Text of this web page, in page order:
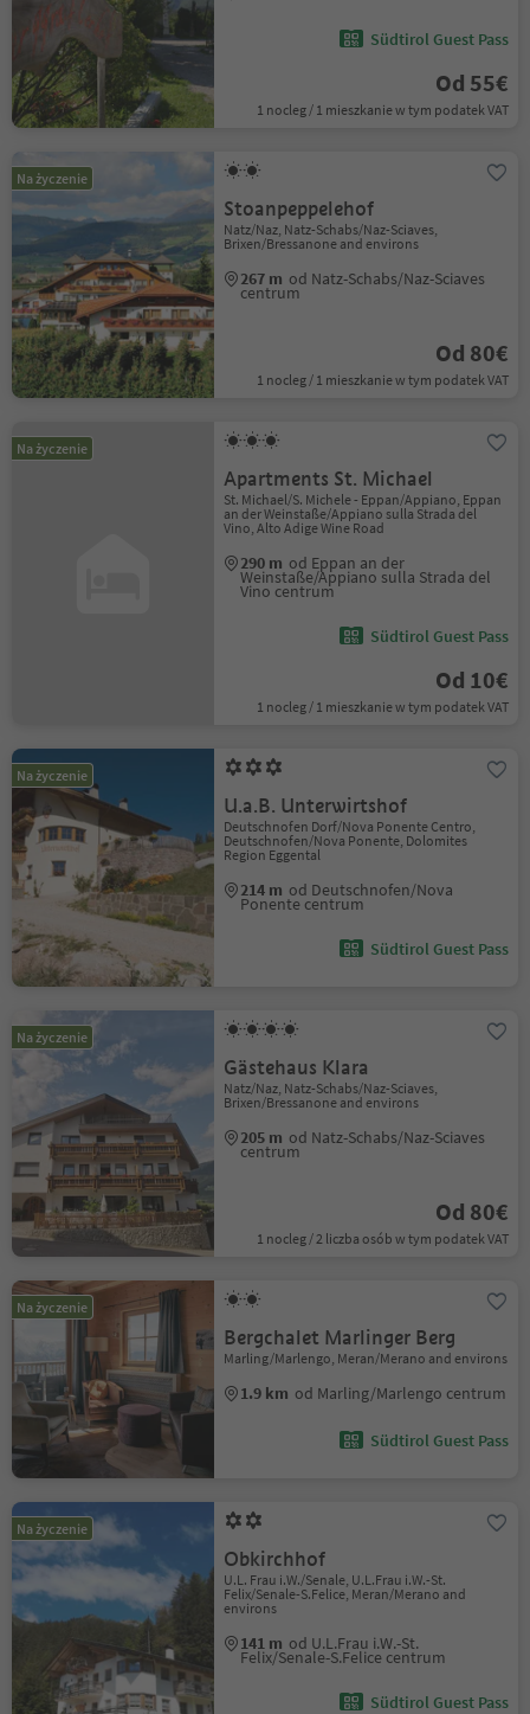
Südtirol Guest Pass
Od 55€
1 nocleg / 1 mieszkanie w tym podatek VAT
Na życzenie
Stoanpeppelehof
Natz/Naz, Natz-Schabs/Naz-Sciaves,
Brixen/Bressanone and environs
267 m od Natz-Schabs/Naz-Sciaves
centrum
Od 80€
1 nocleg / 1 mieszkanie w tym podatek VAT
Na życzenie
Apartments St. Michael
St. Michael/S. Michele - Eppan/Appiano, Eppan
an der Weinstaße/Appiano sulla Strada del
Vino, Alto Adige Wine Road
290 m od Eppan an der
Weinstaße/Appiano sulla Strada del
Vino centrum
Südtirol Guest Pass
Od 10€
1 nocleg / 1 mieszkanie w tym podatek VAT
Na życzenie
U.a.B. Unterwirtshof
Deutschnofen Dorf/Nova Ponente Centro,
Deutschnofen/Nova Ponente, Dolomites
Region Eggental
214 m od Deutschnofen/Nova
Ponente centrum
Südtirol Guest Pass
Na życzenie
Gästehaus Klara
Natz/Naz, Natz-Schabs/Naz-Sciaves,
Brixen/Bressanone and environs
205 m od Natz-Schabs/Naz-Sciaves
centrum
Od 80€
1 nocleg / 2 liczba osób w tym podatek VAT
Na życzenie
Bergchalet Marlinger Berg
Marling/Marlengo, Meran/Merano and environs
1.9 km od Marling/Marlengo centrum
Südtirol Guest Pass
Na życzenie
Obkirchhof
U.L. Frau i.W./Senale, U.L.Frau i.W.-St.
Felix/Senale-S.Felice, Meran/Merano and
environs
141 m od U.L.Frau i.W.-St.
Felix/Senale-S.Felice centrum
Südtirol Guest Pass